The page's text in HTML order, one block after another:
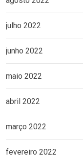
julho 2022
junho 2022
maio 2022
abril 2022
março 2022
fevereiro 2022